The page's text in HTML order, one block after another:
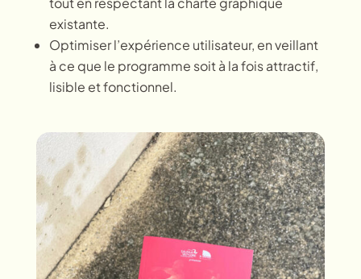
existante.
Optimiser l’expérience utilisateur, en veillant
à ce que le programme soit à la fois attractif,
lisible et fonctionnel.